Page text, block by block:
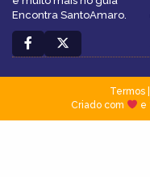
Encontra SantoAmaro.
Termos|
Criado com
e